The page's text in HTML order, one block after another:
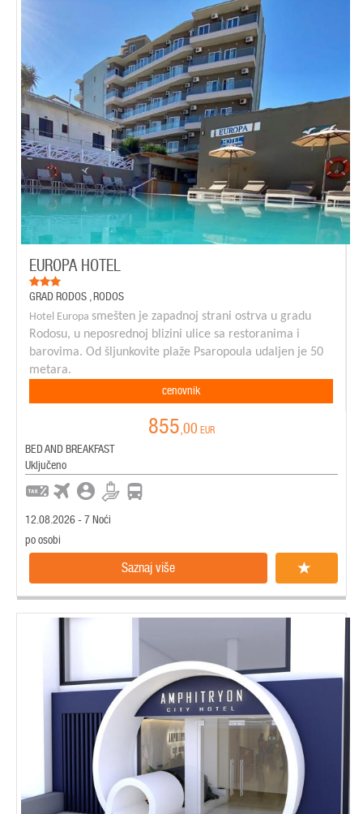
EUROPA HOTEL
GRAD RODOS ,RODOS
Hotel Europa smešten je zapadnoj strani ostrva u gradu
Rodosu, u neposrednoj blizini ulice sa restoranima i
barovima. Od šljunkovite plaže Psaropoula udaljen je 50
metara.
cenovnik
855,00 EUR
BED AND BREAKFAST
Uključeno
12.08.2026 - 7 Noći
po osobi
Saznaj više